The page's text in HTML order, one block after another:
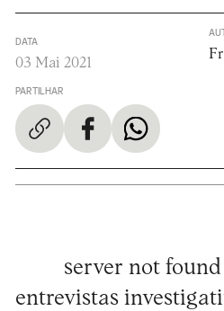
DATA
03 Mai 2021
PARTILHAR
server not
entrevistas